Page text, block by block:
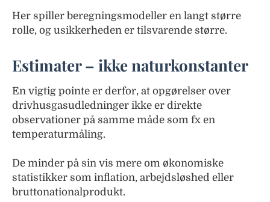
Her spiller beregningsmodeller en langt større
rolle, og usikkerheden er tilsvarende større.
Estimater – ikke naturkonstanter
En vigtig pointe er derfor, at opgørelser over
drivhusgasudledninger ikke er direkte
observationer på samme måde som fx en
temperaturmåling.
De minder på sin vis mere om økonomiske
statistikker som inflation, arbejdsløshed eller
bruttonationalprodukt.